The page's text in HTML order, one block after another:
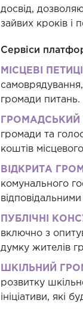
досвід,
зайвих кроків і
Сервіси
МІСЦЕВІ
громади питань.
громади та
коштів
ВІДКРИТА
комунального
ПУБЛІЧНІ
включно з
думку жителів
ШКІЛЬНИЙ
розвитку
ініціативи, які